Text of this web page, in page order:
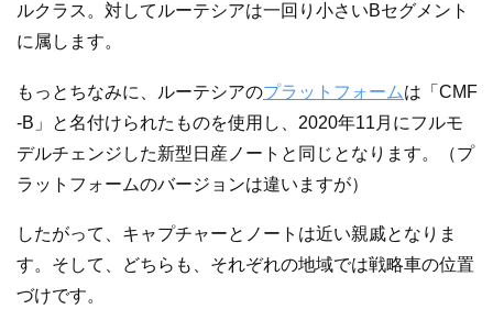
ルクラス。対してルーテシアは一回り小さいBセグメント
に属します。
もっとちなみに、ルーテシアのプラットフォームは「CMF
-B」と名付けられたものを使用し、2020年11月にフルモ
デルチェンジした新型日産ノートと同じとなります。（プ
ラットフォームのバージョンは違いますが）
したがって、キャプチャーとノートは近い親戚となりま
す。そして、どちらも、それぞれの地域では戦略車の位置
づけです。